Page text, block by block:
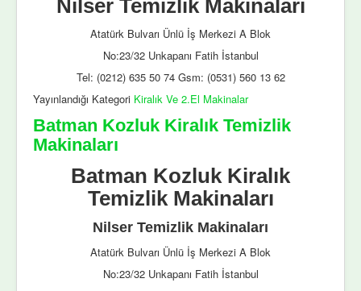
Nilser Temizlik Makinaları
Atatürk Bulvarı Ünlü İş Merkezi A Blok
No:23/32 Unkapanı Fatih İstanbul
Tel: (0212) 635 50 74 Gsm: (0531) 560 13 62
Yayınlandığı Kategori Kiralık Ve 2.El Makinalar
Batman Kozluk Kiralık Temizlik
Makinaları
Batman Kozluk Kiralık
Temizlik Makinaları
Nilser Temizlik Makinaları
Atatürk Bulvarı Ünlü İş Merkezi A Blok
No:23/32 Unkapanı Fatih İstanbul